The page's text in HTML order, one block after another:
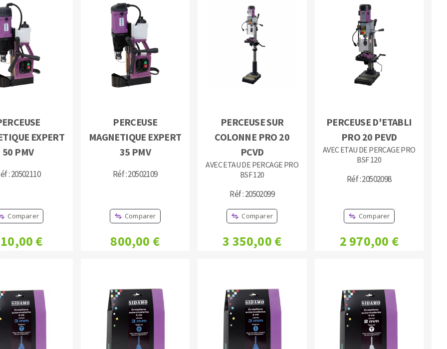
OUTILS COUPANTS
EXPERT
50 PMV
: 20502110
Comparer
€
PERCEUSE
MAGNETIQUE EXPERT
35 PMV
Réf : 20502109
Comparer
800,00 €
PERCEUSE SUR
COLONNE PRO 20
PCVD
AVEC ETAU DE PERCAGE PRO
BSF 120
Réf : 20502099
Comparer
3 350,00 €
PERCEUSE D'ETABLI
PRO 20 PEVD
AVEC ETAU DE PERCAGE PRO
BSF 120
Réf : 20502098
Comparer
2 970,00 €